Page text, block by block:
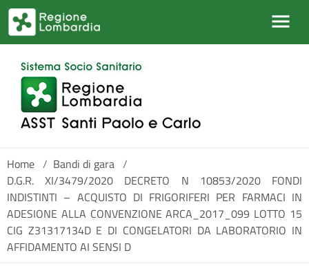
Salta al contenuto principale
Home / Bandi di gara /
D.G.R. XI/3479/2020 DECRETO N 10853/2020 FONDI
INDISTINTI – ACQUISTO DI FRIGORIFERI PER FARMACI IN
ADESIONE ALLA CONVENZIONE ARCA_2017_099 LOTTO 15
CIG Z31317134D E DI CONGELATORI DA LABORATORIO IN
AFFIDAMENTO AI SENSI D